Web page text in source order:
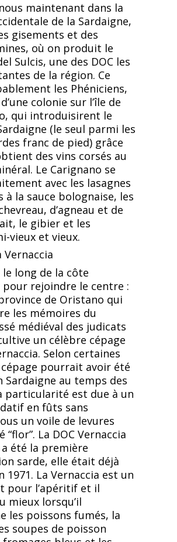
maintenant dans la
de la Sardaigne,
gisements et des
où on produit le
Sulcis, une des DOC les
de la région. Ce
les Phéniciens,
colonie sur l’île de
qui introduisirent le
(le seul parmi les
franc de pied) grâce
des vins corsés au
Le Carignano se
avec les lasagnes
à la sauce bolognaise, les
d’agneau et de
le gibier et les
vieux et vieux.
Vernaccia
long de la côte
pour rejoindre le centre :
de Oristano qui
les mémoires du
médiéval des judicats
un célèbre cépage
Selon certaines
cépage pourrait avoir été
au temps des
particularité est due à un
en fûts sans
un voile de levures
“flor”. La DOC Vernaccia
été la première
sarde, elle était déjà
1971. La Vernaccia est un
pour l’apéritif et il
mieux lorsqu’il
les poissons fumés, la
soupes de poisson